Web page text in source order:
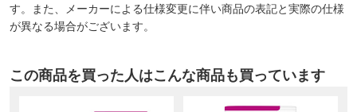
す。また、メーカーによる仕様変更に伴い商品の表記と実際の仕様
が異なる場合がございます。
この商品を買った人はこんな商品も買っています